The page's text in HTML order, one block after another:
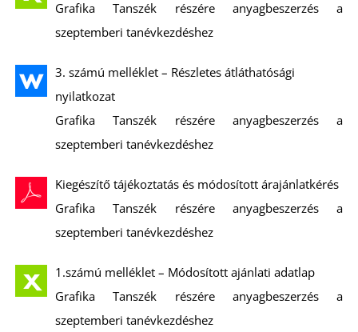
Grafika Tanszék részére anyagbeszerzés a
szeptemberi tanévkezdéshez
3. számú melléklet – Részletes átláthatósági
nyilatkozat
Grafika Tanszék részére anyagbeszerzés a
szeptemberi tanévkezdéshez
Kiegészítő tájékoztatás és módosított árajánlatkérés
Grafika Tanszék részére anyagbeszerzés a
szeptemberi tanévkezdéshez
1.számú melléklet – Módosított ajánlati adatlap
Grafika Tanszék részére anyagbeszerzés a
szeptemberi tanévkezdéshez